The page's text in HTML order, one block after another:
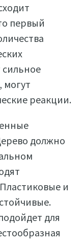
первый
могут
реакции.
должно
и
для